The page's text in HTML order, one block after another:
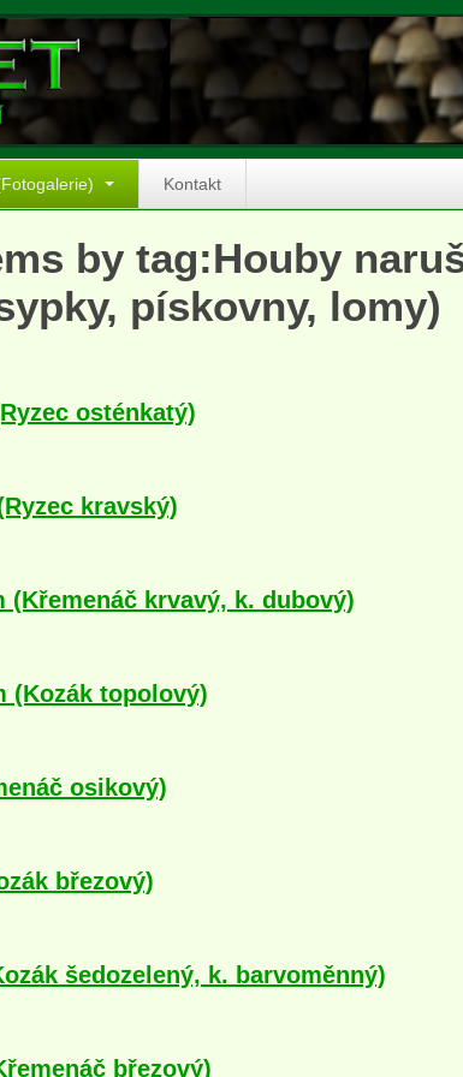
Kontakt
by tag:Houby
pískovny, lomy)
osténkatý)
kravský)
(Křemenáč krvavý, k. dubový)
(Kozák topolový)
osikový)
březový)
šedozelený, k. barvoměnný)
březový)